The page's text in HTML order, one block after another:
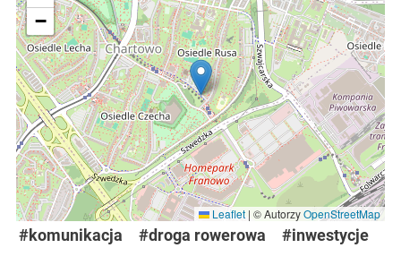
−
Leaflet | © AutorzyOpenStreetMap
#komunikacja #droga rowerowa #inwestycje